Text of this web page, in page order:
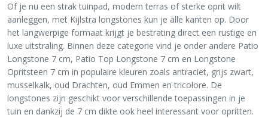
Of je nu een strak tuinpad, modern terras of sterke oprit wilt
aanleggen, met Kijlstra longstones kun je alle kanten op. Door
het langwerpige formaat krijgt je bestrating direct een rustige en
luxe uitstraling. Binnen deze categorie vind je onder andere Patio
Longstone 7 cm, Patio Top Longstone 7 cm en Longstone
Opritsteen 7 cm in populaire kleuren zoals antraciet, grijs zwart,
musselkalk, oud Drachten, oud Emmen en tricolore. De
longstones zijn geschikt voor verschillende toepassingen in je
tuin en dankzij de 7 cm dikte ook heel interessant voor opritten.